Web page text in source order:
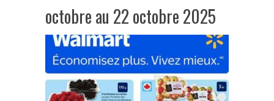
octobre au 22 octobre 2025